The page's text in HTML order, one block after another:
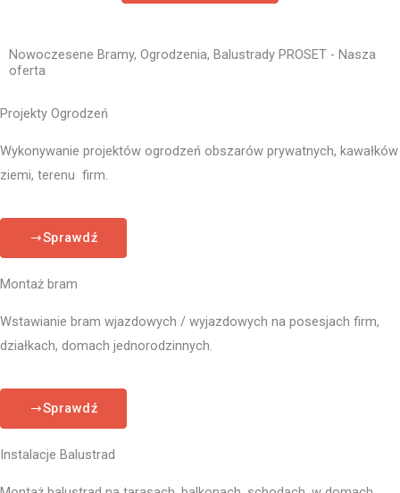
Nowoczesene Bramy, Ogrodzenia, Balustrady PROSET - Nasza
oferta
Projekty Ogrodzeń
Wykonywanie projektów ogrodzeń obszarów prywatnych, kawałków
ziemi, terenu firm.
Sprawdź
Montaż bram
Wstawianie bram wjazdowych / wyjazdowych na posesjach firm,
działkach, domach jednorodzinnych.
Sprawdź
Instalacje Balustrad